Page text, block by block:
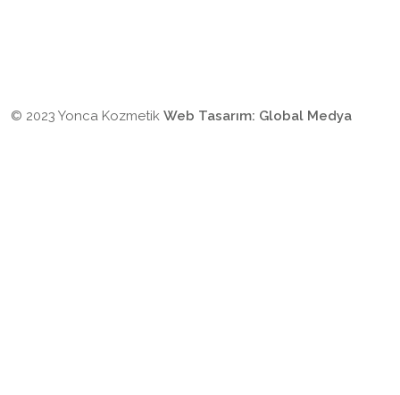
© 2023 Yonca Kozmetik Web Tasarım: Global Medya